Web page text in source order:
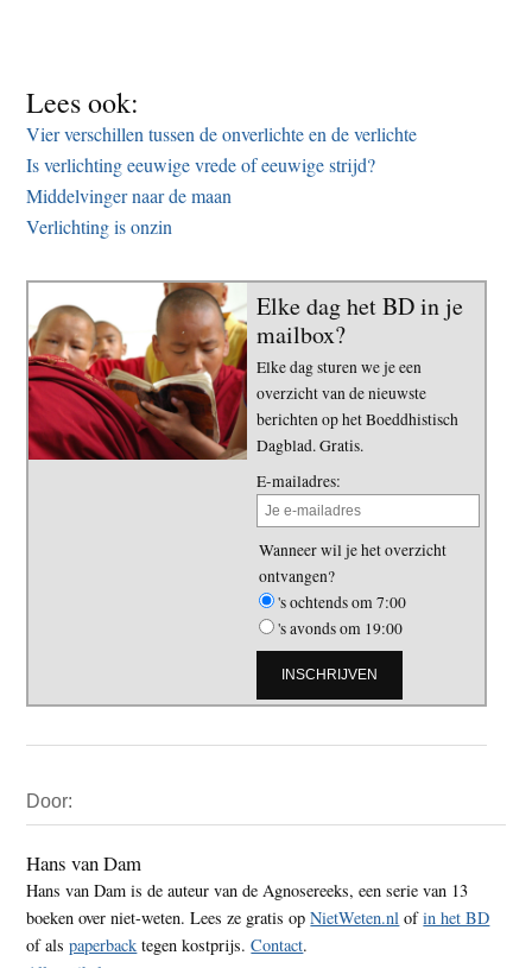
Lees ook:
Vier verschillen tussen de onverlichte en de verlichte
Is verlichting eeuwige vrede of eeuwige strijd?
Middelvinger naar de maan
Verlichting is onzin
Elke dag het BD in je
mailbox?
Elke dag sturen we je een
overzicht van de nieuwste
berichten op het Boeddhistisch
Dagblad. Gratis.
E-mailadres:
Wanneer wil je het overzicht
ontvangen?
's ochtends om 7:00
's avonds om 19:00
Sidebar
Door:
Hans van Dam
Hans van Dam is de auteur van de Agnosereeks, een serie van 13
boeken over niet-weten. Lees ze gratis opNietWeten.nl ofin het BD
of alspaperback tegen kostprijs.Contact.